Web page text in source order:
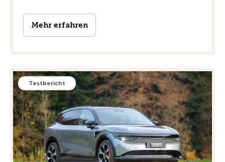
Mehr erfahren
Testbericht